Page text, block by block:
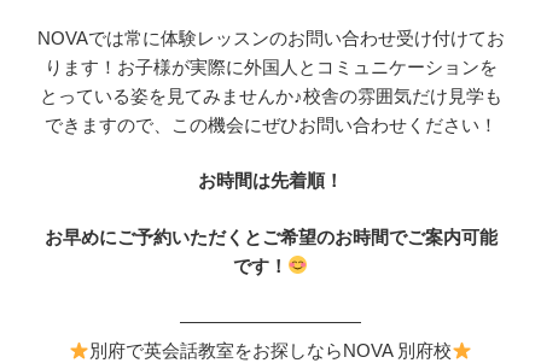
NOVAでは常に体験レッスンのお問い合わせ受け付けてお
ります！お子様が実際に外国人とコミュニケーションを
とっている姿を見てみませんか♪校舎の雰囲気だけ見学も
できますので、この機会にぜひお問い合わせください！
お時間は先着順！
お早めにご予約いただくとご希望のお時間でご案内可能
です！
——————————
別府で英会話教室をお探しならNOVA 別府校